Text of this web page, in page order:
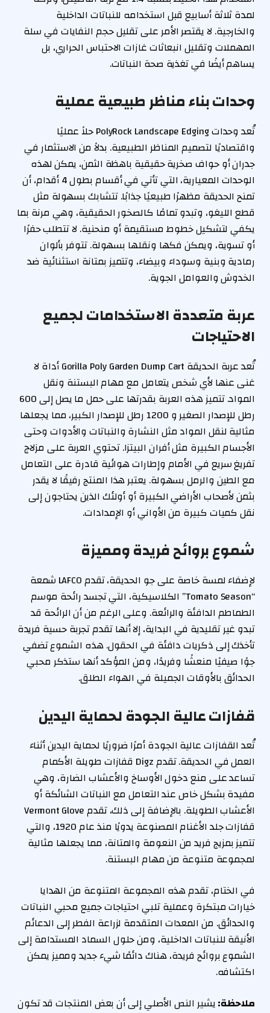
لمدة ثلاثة أسابيع قبل استخدامه للنباتات الداخلية
والخارجية. لا يقتصر الأمر على تقليل حجم النفايات في سلة
المهملات وتقليل انبعاثات غازات الاحتباس الحراري، بل
يساهم أيضًا في تغذية صحة النباتات.
وحدات بناء مناظر طبيعية عملية
تُعد وحدات PolyRock Landscape Edging حلاً عمليًا
واقتصاديًا لتصميم المناظر الطبيعية. بدلاً من الاستثمار في
جدران أو حواف صخرية حقيقية باهظة الثمن، يمكن لهذه
الوحدات المعيارية، التي تأتي في أقسام بطول 4 أقدام، أن
تمنح الحديقة مظهرًا طبيعيًا جذابًا. تتشابك بسهولة مثل
قطع الليغو، وتبدو تمامًا كالصخور الحقيقية، وهي مرنة بما
يكفي لتشكيل خطوط مستقيمة أو منحنية. لا تتطلب حفرًا
أو تسوية، ويمكن فكها ونقلها بسهولة. تتوفر بألوان
رمادية وبنية وسوداء وبيضاء، وتتميز بمتانة استثنائية ضد
الخدوش والعوامل الجوية.
عربة متعددة الاستخدامات لجميع
الاحتياجات
تُعد عربة الحديقة Gorilla Poly Garden Dump Cart أداة لا
غنى عنها لأي شخص يتعامل مع مهام البستنة ونقل
المواد. تتميز هذه العربة بقدرتها على حمل ما يصل إلى 600
رطل للإصدار الصغير و 1200 رطل للإصدار الكبير، مما يجعلها
مثالية لنقل المواد مثل النشارة والنباتات والأدوات وحتى
الأجسام الكبيرة مثل أفران البيتزا. تحتوي العربة على مزلاج
تفريغ سريع في الأمام وإطارات هوائية قادرة على التعامل
مع الطين والرمل بسهولة. يعتبر هذا المنتج رفيقًا لا يقدر
بثمن لأصحاب الأراضي الكبيرة أو أولئك الذين يحتاجون إلى
نقل كميات كبيرة من الأواني أو الإمدادات.
شموع بروائح فريدة ومميزة
لإضفاء لمسة خاصة على جو الحديقة، تقدم LAFCO شمعة
“Tomato Season” الكلاسيكية، التي تجسد رائحة موسم
الطماطم الدافئة والرائعة. وعلى الرغم من أن الرائحة قد
تبدو غير تقليدية في البداية، إلا أنها تقدم تجربة حسية فريدة
تأخذك إلى ذكريات دافئة في الحقول. هذه الشموع تضفي
جوًا صيفيًا منعشًا وفريدًا، ومن المؤكد أنها ستذكر محبي
الحدائق بالأوقات الجميلة في الهواء الطلق.
قفازات عالية الجودة لحماية اليدين
تُعد القفازات عالية الجودة أمرًا ضروريًا لحماية اليدين أثناء
العمل في الحديقة. تقدم Digz قفازات طويلة الأكمام
تساعد على منع دخول الأوساخ والأعشاب الضارة، وهي
مفيدة بشكل خاص عند التعامل مع النباتات الشائكة أو
الأعشاب الطويلة. بالإضافة إلى ذلك، تقدم Vermont Glove
قفازات جلد الأغنام المصنوعة يدويًا منذ عام 1920، والتي
تتميز بمزيج فريد من النعومة والمتانة، مما يجعلها مثالية
لمجموعة متنوعة من مهام البستنة.
في الختام، تقدم هذه المجموعة المتنوعة من الهدايا
خيارات مبتكرة وعملية تلبي احتياجات جميع محبي النباتات
والحدائق. من المعدات المتقدمة لزراعة الفطر إلى الدعائم
الأنيقة للنباتات الداخلية، ومن حلول السماد المستدامة إلى
الشموع بروائح فريدة، هناك دائمًا شيء جديد ومميز يمكن
اكتشافه.
ملاحظة:يشير النص الأصلي إلى أن بعض المنتجات قد تكون